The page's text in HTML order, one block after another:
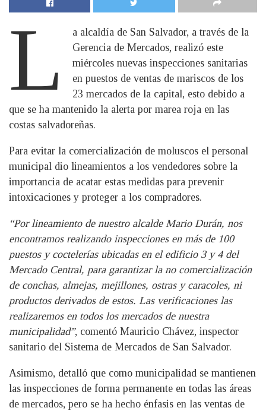
L
a alcaldía de San Salvador, a través de la
Gerencia de Mercados, realizó este
miércoles nuevas inspecciones sanitarias
en puestos de ventas de mariscos de los
23 mercados de la capital, esto debido a
que se ha mantenido la alerta por marea roja en las
costas salvadoreñas.
Para evitar la comercialización de moluscos el personal
municipal dio lineamientos a los vendedores sobre la
importancia de acatar estas medidas para prevenir
intoxicaciones y proteger a los compradores.
“Por lineamiento de nuestro alcalde Mario Durán, nos
encontramos realizando inspecciones en más de 100
puestos y coctelerías ubicadas en el edificio 3 y 4 del
Mercado Central, para garantizar la no comercialización
de conchas, almejas, mejillones, ostras y caracoles, ni
productos derivados de estos. Las verificaciones las
realizaremos en todos los mercados de nuestra
municipalidad”, comentó Mauricio Chávez, inspector
sanitario del Sistema de Mercados de San Salvador.
Asimismo, detalló que como municipalidad se mantienen
las inspecciones de forma permanente en todas las áreas
de mercados, pero se ha hecho énfasis en las ventas de